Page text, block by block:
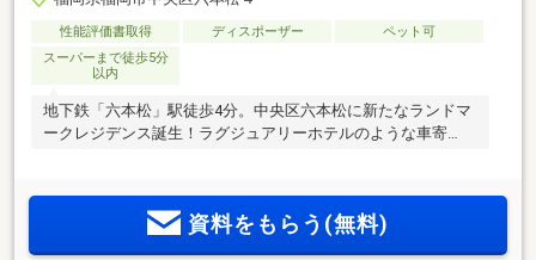
性能評価書取得 ディスポーザー
ペット可
スーパーまで徒歩5分
以内
地下鉄「六本松」駅徒歩4分。中央区六本松に新たなランドマ
ークレジデンス誕生！ラグジュアリーホテルのような車寄
資料をもらう(無料)